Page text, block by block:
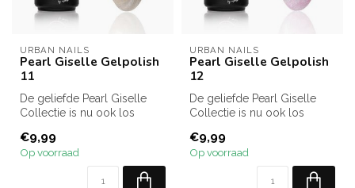
URBAN NAILS
Pearl Giselle Gelpolish
11
De geliefde Pearl Giselle
Collectie is nu ook los
€9,99
Op voorraad
URBAN NAILS
Pearl Giselle Gelpolish
12
De geliefde Pearl Giselle
Collectie is nu ook los
€9,99
Op voorraad